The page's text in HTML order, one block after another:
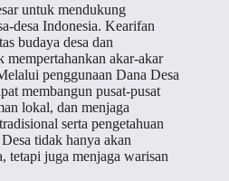
untuk mendukung
desa Indonesia. Kearifan
budaya desa dan
mempertahankan akar-akar
penggunaan Dana Desa
membangun pusat-pusat
lokal, dan menjaga
serta pengetahuan
tidak hanya akan
tetapi juga menjaga warisan